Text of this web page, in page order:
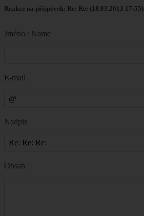
Reakce na příspěvek: Re: Re: (18.03.2013 17:55)
Jméno / Name
E-mail
Nadpis
Obsah